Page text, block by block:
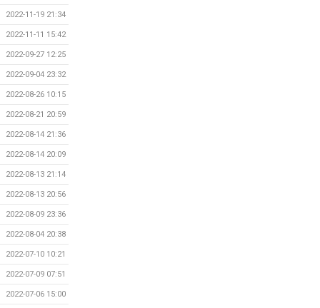
2022-11-19 21:34
2022-11-11 15:42
2022-09-27 12:25
2022-09-04 23:32
2022-08-26 10:15
2022-08-21 20:59
2022-08-14 21:36
2022-08-14 20:09
2022-08-13 21:14
2022-08-13 20:56
2022-08-09 23:36
2022-08-04 20:38
2022-07-10 10:21
2022-07-09 07:51
2022-07-06 15:00